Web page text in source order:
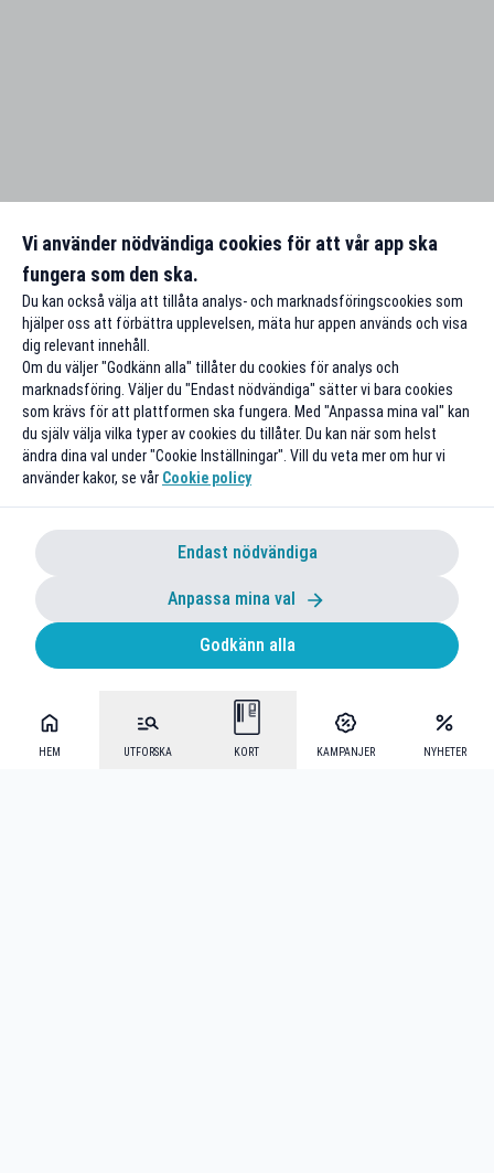
HEM UTFORSKA KORT KAMPANJER NYHETER
Vi använder nödvändiga cookies för att vår app ska
fungera som den ska.
Du kan också välja att tillåta analys- och marknadsföringscookies som
hjälper oss att förbättra upplevelsen, mäta hur appen används och visa
dig relevant innehåll.
Om du väljer "Godkänn alla" tillåter du cookies för analys och
marknadsföring. Väljer du "Endast nödvändiga" sätter vi bara cookies
som krävs för att plattformen ska fungera. Med "Anpassa mina val" kan
du själv välja vilka typer av cookies du tillåter. Du kan när som helst
ändra dina val under "Cookie Inställningar". Vill du veta mer om hur vi
använder kakor, se vår Cookie policy
Endast nödvändiga
Anpassa mina val
Godkänn alla